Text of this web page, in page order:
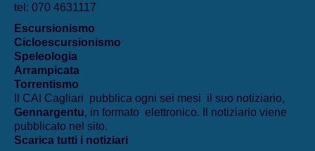
tel: 070 4631117
Escursionismo
Cicloescursionismo
Speleologia
Arrampicata
Torrentismo
Il CAI Cagliari pubblica ogni sei mesi il suo notiziario,
Gennargentu, in formato elettronico. Il notiziario viene
pubblicato nel sito.
Scarica tutti i notiziari